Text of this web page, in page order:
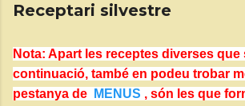
Receptari silvestre
Nota: Apart les receptes diverses que
continuació, també en podeu trobar
pestanya de
MENUS , són les que